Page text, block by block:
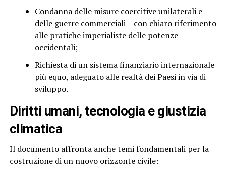
Condanna delle misure coercitive unilaterali e
delle guerre commerciali – con chiaro riferimento
alle pratiche imperialiste delle potenze
occidentali;
Richiesta di un sistema finanziario internazionale
più equo, adeguato alle realtà dei Paesi in via di
sviluppo.
Diritti umani, tecnologia e giustizia
climatica
Il documento affronta anche temi fondamentali per la
costruzione di un nuovo orizzonte civile: